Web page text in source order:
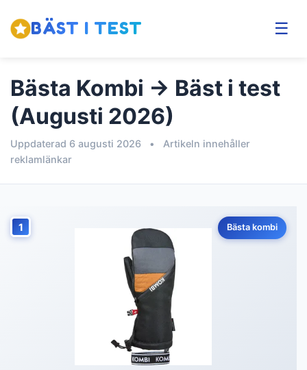
BÄST I TEST ☰
Bästa Kombi → Bäst i test
(Augusti 2026)
Uppdaterad 6 augusti 2026 •
Artikeln innehåller
reklamlänkar
1 Bästa kombi